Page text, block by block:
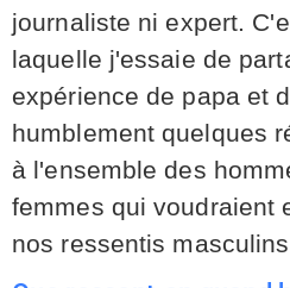
journaliste ni expert.
laquelle j'essaie de
expérience de papa et
humblement quelques
à l'ensemble des
femmes qui voudraient
nos ressentis